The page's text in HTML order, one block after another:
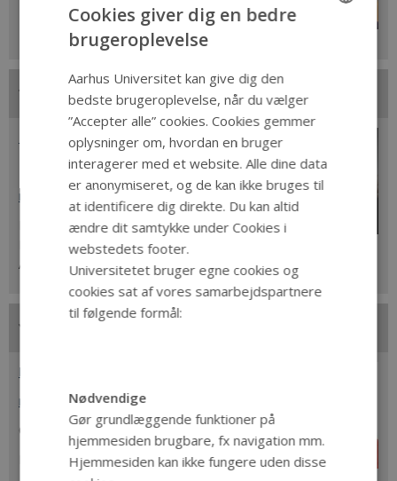
Museumsdirektør,
Den Gamle By
Marie Vejrup Nielsen
Næstformand
mvn@cas.au.dk
Institutleder,
Institut for Kultur og Samfund,
Aarhus Universitet
Martin Brandt Djupdræt
mbd@dengamleby.dk
Overinspektør,
Den Gamle By
Cookies giver dig en bedre
brugeroplevelse
Aarhus Universitet kan give dig den
bedste brugeroplevelse, når du vælger
”Accepter alle” cookies. Cookies gemmer
oplysninger om, hvordan en bruger
interagerer med et website. Alle dine data
er anonymiseret, og de kan ikke bruges til
at identificere dig direkte. Du kan altid
ændre dit samtykke under Cookies i
webstedets footer.
Universitetet bruger egne cookies og
cookies sat af vores samarbejdspartnere
til følgende formål:
Nødvendige
Gør grundlæggende funktioner på
hjemmesiden brugbare, fx navigation mm.
Hjemmesiden kan ikke fungere uden disse